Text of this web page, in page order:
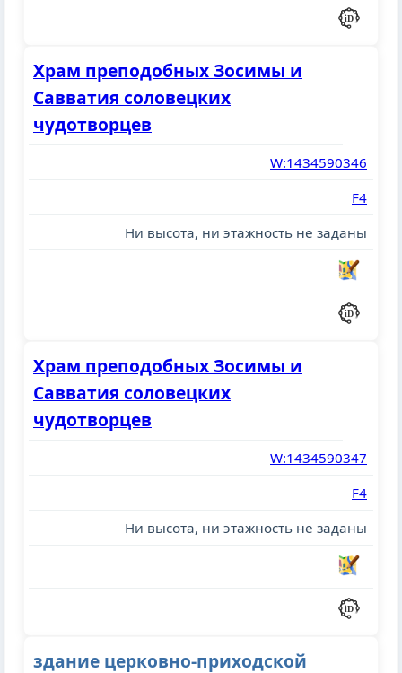
Храм преподобных Зосимы и
Савватия соловецких
чудотворцев
W:1434590346
F4
Ни высота, ни этажность не заданы
Храм преподобных Зосимы и
Савватия соловецких
чудотворцев
W:1434590347
F4
Ни высота, ни этажность не заданы
здание церковно-приходской